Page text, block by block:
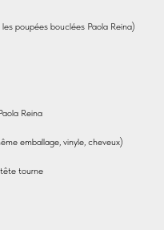
poupées bouclées Paola Reina)
Reina
emballage, vinyle, cheveux)
tourne